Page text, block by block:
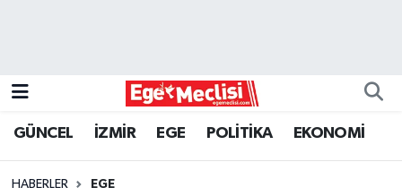
GÜNCEL İZMİR EGE POLİTİKA EKONOMİ
HABERLER EGE
GÜNCEL